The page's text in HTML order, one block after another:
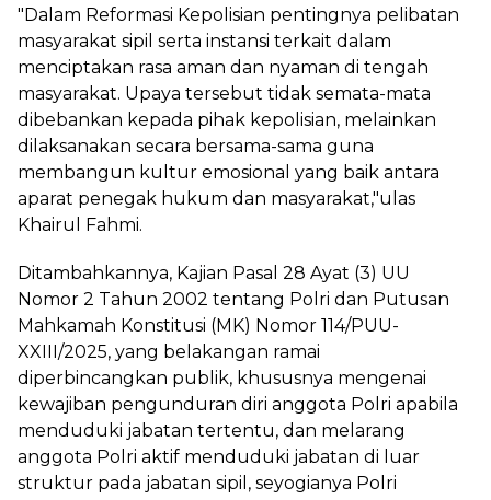
"Dalam Reformasi Kepolisian pentingnya pelibatan
masyarakat sipil serta instansi terkait dalam
menciptakan rasa aman dan nyaman di tengah
masyarakat. Upaya tersebut tidak semata-mata
dibebankan kepada pihak kepolisian, melainkan
dilaksanakan secara bersama-sama guna
membangun kultur emosional yang baik antara
aparat penegak hukum dan masyarakat,"ulas
Khairul Fahmi.
Ditambahkannya, Kajian Pasal 28 Ayat (3) UU
Nomor 2 Tahun 2002 tentang Polri dan Putusan
Mahkamah Konstitusi (MK) Nomor 114/PUU-
XXIII/2025, yang belakangan ramai
diperbincangkan publik, khususnya mengenai
kewajiban pengunduran diri anggota Polri apabila
menduduki jabatan tertentu, dan melarang
anggota Polri aktif menduduki jabatan di luar
struktur pada jabatan sipil, seyogianya Polri